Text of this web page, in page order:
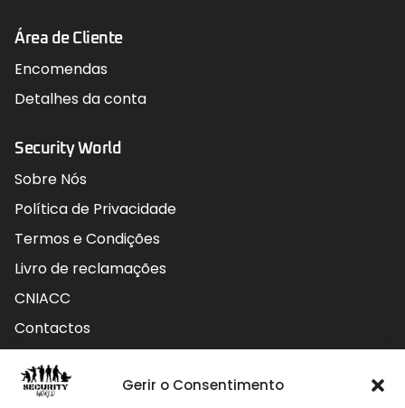
Gerir o Consentimento
Área de Cliente
Encomendas
Detalhes da conta
Security World
Sobre Nós
Política de Privacidade
Termos e Condições
Livro de reclamações
CNIACC
Contactos
Contactos